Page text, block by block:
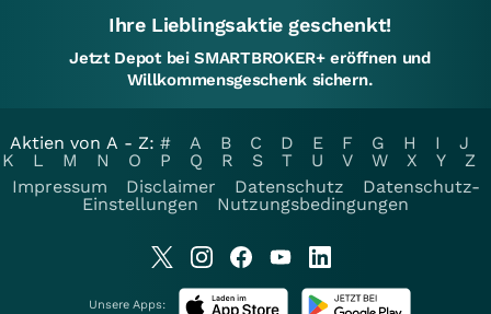
Ihre Lieblingsaktie geschenkt!
Jetzt Depot bei SMARTBROKER+ eröffnen und
Willkommensgeschenk sichern.
Aktien von A - Z: # A B C D E F G H I
J
K
L M N O P Q R S T U V W X Y
Z
Impressum
Disclaimer Datenschutz
Datenschutz-
Einstellungen
Nutzungsbedingungen
Unsere Apps: